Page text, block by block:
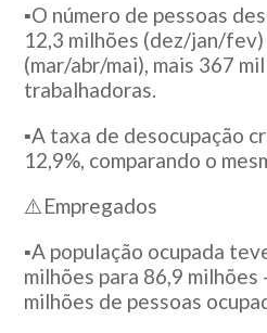
▪️O número de pessoas
12,3 milhões (dez/jan/
(mar/abr/mai), mais 367
trabalhadoras.
▪️A taxa de desocupação
12,9%, comparando o
⚠️Empregados
▪️A população ocupada
milhões para 86,9 milhões
milhões de pessoas